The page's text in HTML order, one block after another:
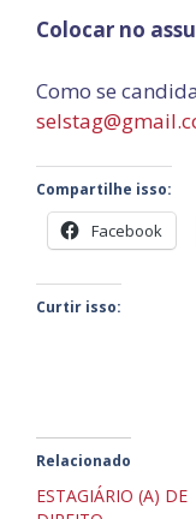
Colocar no
Como se
Compartilhe isso:
Facebook
Curtir isso:
Relacionado
ESTAGIÁRIO (A) DE